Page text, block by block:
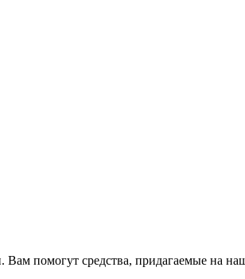
помогут средства, придагаемые на